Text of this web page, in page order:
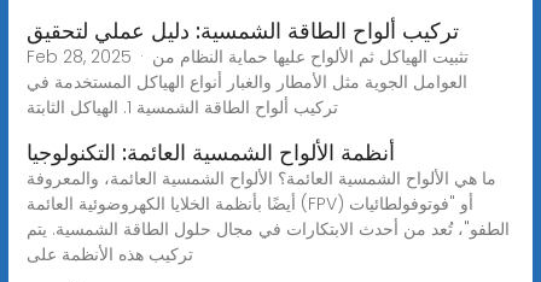
تركيب ألواح الطاقة الشمسية: دليل عملي لتحقيق
Feb 28, 2025 · تثبيت الهياكل ثم الألواح عليها حماية النظام من
العوامل الجوية مثل الأمطار والغبار أنواع الهياكل المستخدمة في
تركيب ألواح الطاقة الشمسية 1. الهياكل الثابتة
أنظمة الألواح الشمسية العائمة: التكنولوجيا
ما هي الألواح الشمسية العائمة؟ الألواح الشمسية العائمة، والمعروفة
أيضًا بأنظمة الخلايا الكهروضوئية العائمة (FPV) أو "فوتوفولطائيات
الطفو"، تُعد من أحدث الابتكارات في مجال حلول الطاقة الشمسية. يتم
تركيب هذه الأنظمة على